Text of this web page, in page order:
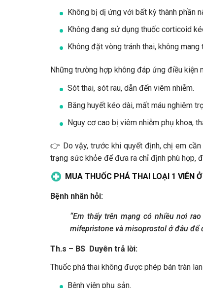
Không bị dị ứng với bất kỳ thành phần
Không đang sử dụng thuốc corticoid
Không đặt vòng tránh thai, không mang
Những trường hợp không đáp ứng điều kiện
Sót thai, sót rau, dẫn đến viêm nhiễm.
Băng huyết kéo dài, mất máu nghiêm
Nguy cơ cao bị viêm nhiễm phụ khoa,
👉 Do vậy, trước khi quyết định, chị em
trạng sức khỏe để đưa ra chỉ định phù hợp,
MUA THUỐC PHÁ THAI LOẠI 1 VIÊN
Bệnh nhân hỏi:
“Em thấy trên mạng có nhiều nơi
mifepristone và misoprostol ở đâu để
Th.s – BS Duyên trả lời:
Thuốc phá thai không được phép bán tràn
Bệnh viện phụ sản.